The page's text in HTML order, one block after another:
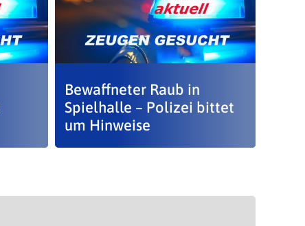
Bewaffneter Raub in
Spielhalle – Polizei bittet
um Hinweise